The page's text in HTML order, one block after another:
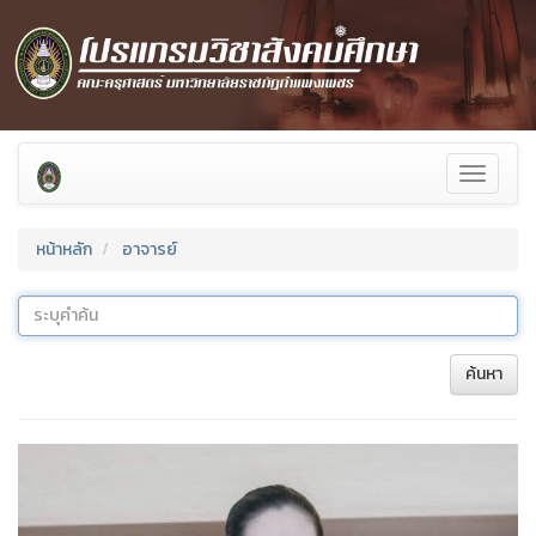
Toggle
หน้าหลัก
อาจารย์
ค้นหา